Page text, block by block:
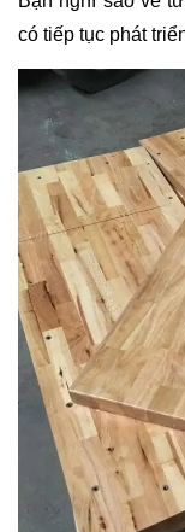
có tiếp tục phát